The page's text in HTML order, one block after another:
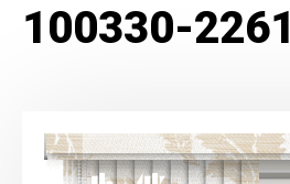
100330-2261